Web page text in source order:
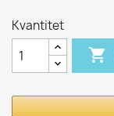
Kvantitet
